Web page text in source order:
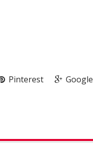
Pinterest